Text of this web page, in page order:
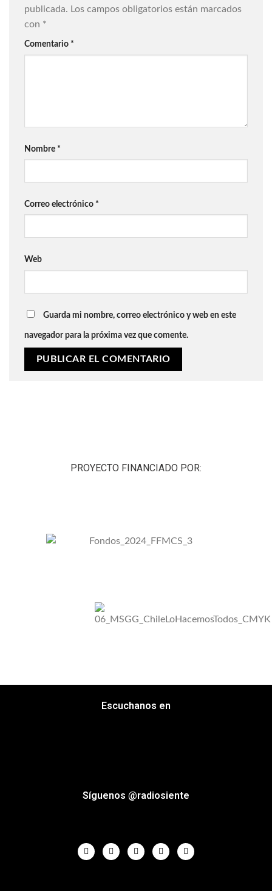
publicada. Los campos obligatorios están marcados
con *
Comentario *
Nombre *
Correo electrónico *
Web
Guarda mi nombre, correo electrónico y web en este
navegador para la próxima vez que comente.
PROYECTO FINANCIADO POR:
Escuchanos en
Síguenos @radiosiente